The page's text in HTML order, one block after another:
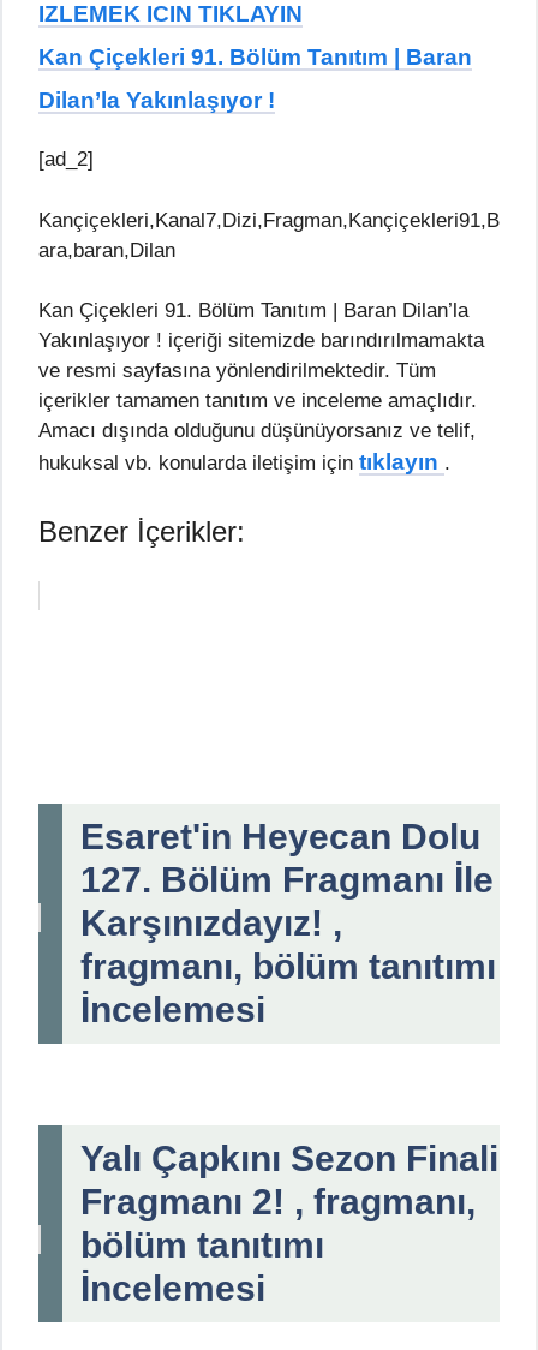
IZLEMEK ICIN TIKLAYIN
Kan Çiçekleri 91. Bölüm Tanıtım | Baran
Dilan’la Yakınlaşıyor !
[ad_2]
Kançiçekleri,Kanal7,Dizi,Fragman,Kançiçekleri91,B
ara,baran,Dilan
Kan Çiçekleri 91. Bölüm Tanıtım | Baran Dilan’la
Yakınlaşıyor ! içeriği sitemizde barındırılmamakta
ve resmi sayfasına yönlendirilmektedir. Tüm
içerikler tamamen tanıtım ve inceleme amaçlıdır.
Amacı dışında olduğunu düşünüyorsanız ve telif,
hukuksal vb. konularda iletişim için tıklayın .
Benzer İçerikler:
Esaret'in Heyecan Dolu
127. Bölüm Fragmanı İle
Karşınızdayız! ,
fragmanı, bölüm tanıtımı
İncelemesi
Yalı Çapkını Sezon Finali
Fragmanı 2! , fragmanı,
bölüm tanıtımı
İncelemesi